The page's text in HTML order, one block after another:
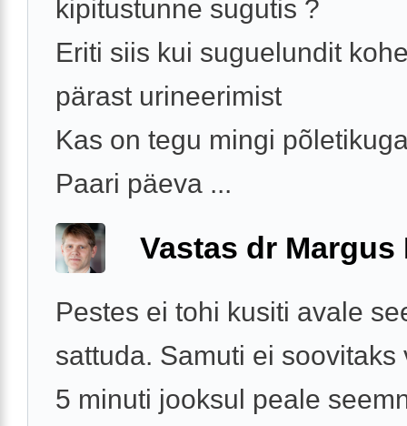
kipitustunne sugutis ?
Eriti siis kui suguelundit
pärast urineerimist
Kas on tegu mingi
Paari päeva ...
Vastas dr Margus
Pestes ei tohi kusiti avale
sattuda. Samuti ei soovitaks
5 minuti jooksul peale